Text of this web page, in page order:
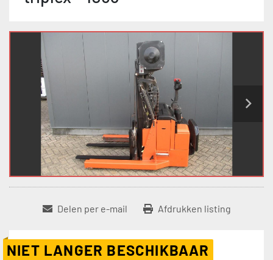
Delen per e-mail Afdrukken listing
NIET LANGER BESCHIKBAAR